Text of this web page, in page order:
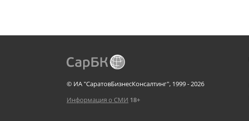
© ИА "СаратовБизнесКонсалтинг", 1999 - 2026
Информация о СМИ 18+